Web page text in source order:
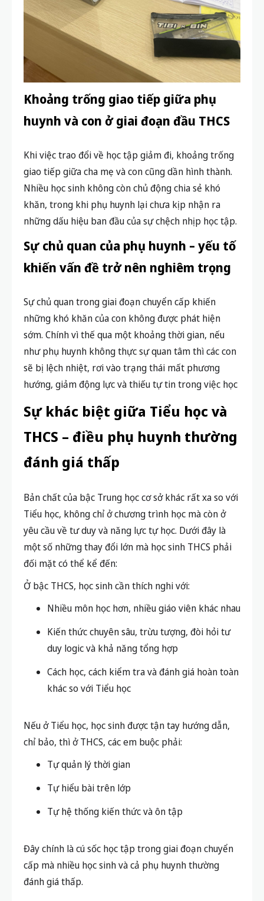
Khoảng trống giao tiếp giữa phụ
huynh và con ở giai đoạn đầu THCS
Khi việc trao đổi về học tập giảm đi, khoảng trống
giao tiếp giữa cha mẹ và con cũng dần hình thành.
Nhiều học sinh không còn chủ động chia sẻ khó
khăn, trong khi phụ huynh lại chưa kịp nhận ra
những dấu hiệu ban đầu của sự chệch nhịp học tập.
Sự chủ quan của phụ huynh – yếu tố
khiến vấn đề trở nên nghiêm trọng
Sự chủ quan trong giai đoạn chuyển cấp khiến
những khó khăn của con không được phát hiện
sớm. Chính vì thế qua một khoảng thời gian, nếu
như phụ huynh không thực sự quan tâm thì các con
sẽ bị lệch nhiệt, rơi vào trạng thái mất phương
hướng, giảm động lực và thiếu tự tin trong việc học
Sự khác biệt giữa Tiểu học và
THCS – điều phụ huynh thường
đánh giá thấp
Bản chất của bậc Trung học cơ sở khác rất xa so với
Tiểu học, không chỉ ở chương trình học mà còn ở
yêu cầu về tư duy và năng lực tự học. Dưới đây là
một số những thay đổi lớn mà học sinh THCS phải
đối mặt có thể kể đến:
Ở bậc THCS, học sinh cần thích nghi với:
Nhiều môn học hơn, nhiều giáo viên khác nhau
Kiến thức chuyên sâu, trừu tượng, đòi hỏi tư
duy logic và khả năng tổng hợp
Cách học, cách kiểm tra và đánh giá hoàn toàn
khác so với Tiểu học
Nếu ở Tiểu học, học sinh được tận tay hướng dẫn,
chỉ bảo, thì ở THCS, các em buộc phải:
Tự quản lý thời gian
Tự hiểu bài trên lớp
Tự hệ thống kiến thức và ôn tập
Đây chính là cú sốc học tập trong giai đoạn chuyển
cấp mà nhiều học sinh và cả phụ huynh thường
đánh giá thấp.